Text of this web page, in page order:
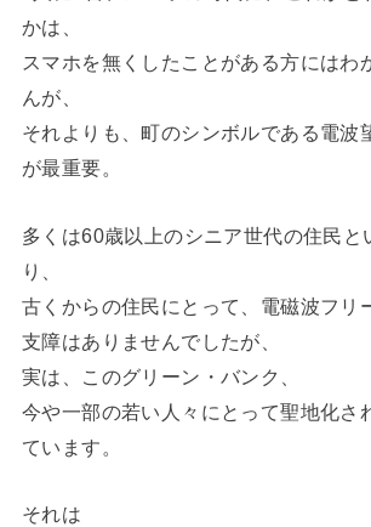
かは、
スマホを無くしたことがある方にはわ
んが、
それよりも、町のシンボルである電波
が最重要。
多くは60歳以上のシニア世代の住民と
り、
古くからの住民にとって、電磁波フリ
支障はありませんでしたが、
実は、このグリーン・バンク、
今や一部の若い人々にとって聖地化さ
ています。
それは